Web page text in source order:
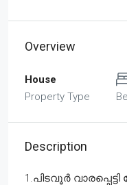
Overview
House
Property Type
Description
1.പിടവൂർ